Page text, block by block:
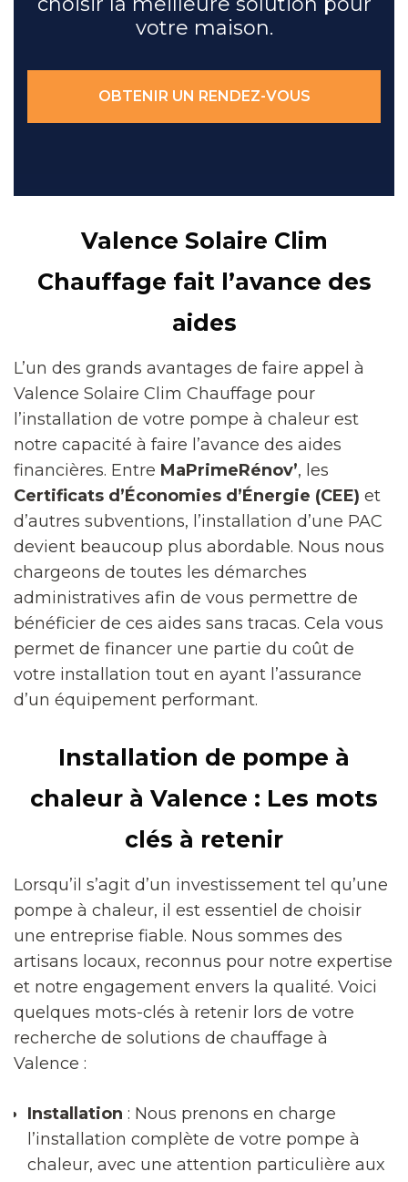
votre maison.
OBTENIR UN RENDEZ-VOUS
Valence Solaire Clim
Chauffage fait l’avance des
aides
L’un des grands avantages de faire appel à
Valence Solaire Clim Chauffage pour
l’installation de votre pompe à chaleur est
notre capacité à faire l’avance des aides
financières. Entre MaPrimeRénov’, les
Certificats d’Économies d’Énergie (CEE) et
d’autres subventions, l’installation d’une PAC
devient beaucoup plus abordable. Nous nous
chargeons de toutes les démarches
administratives afin de vous permettre de
bénéficier de ces aides sans tracas. Cela vous
permet de financer une partie du coût de
votre installation tout en ayant l’assurance
d’un équipement performant.
Installation de pompe à
chaleur à Valence : Les mots
clés à retenir
Lorsqu’il s’agit d’un investissement tel qu’une
pompe à chaleur, il est essentiel de choisir
une entreprise fiable. Nous sommes des
artisans locaux, reconnus pour notre expertise
et notre engagement envers la qualité. Voici
quelques mots-clés à retenir lors de votre
recherche de solutions de chauffage à
Valence :
Installation : Nous prenons en charge
l’installation complète de votre pompe à
chaleur, avec une attention particulière aux